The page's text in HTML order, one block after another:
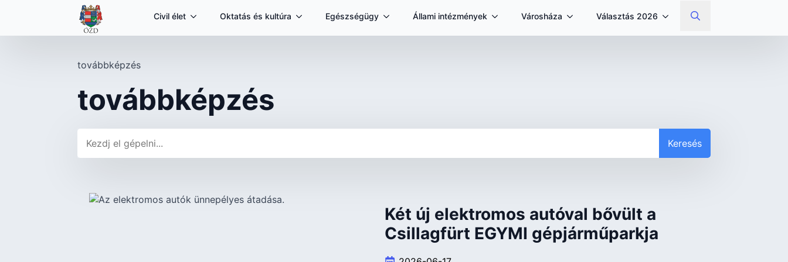
Civil élet Oktatás és kultúra Egészségügy Állami intézmények Városháza Választás 2026
Search
továbbképzés
továbbképzés
Keresés
Két új elektromos autóval bővült a
Csillagfürt EGYMI gépjárműparkja